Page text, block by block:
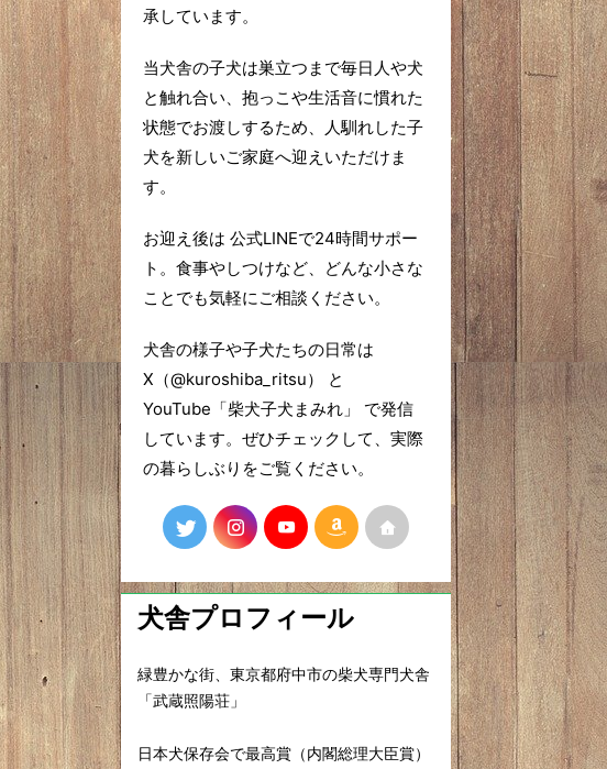
承しています。
当犬舎の子犬は巣立つまで毎日人や犬
と触れ合い、抱っこや生活音に慣れた
状態でお渡しするため、人馴れした子
犬を新しいご家庭へ迎えいただけま
す。
お迎え後は 公式LINEで24時間サポー
ト。食事やしつけなど、どんな小さな
ことでも気軽にご相談ください。
犬舎の様子や子犬たちの日常は
X（@kuroshiba_ritsu） と
YouTube「柴犬子犬まみれ」 で発信
しています。ぜひチェックして、実際
の暮らしぶりをご覧ください。
犬舎プロフィール
緑豊かな街、東京都府中市の柴犬専門犬舎
「武蔵照陽荘」
日本犬保存会で最高賞（内閣総理大臣賞）